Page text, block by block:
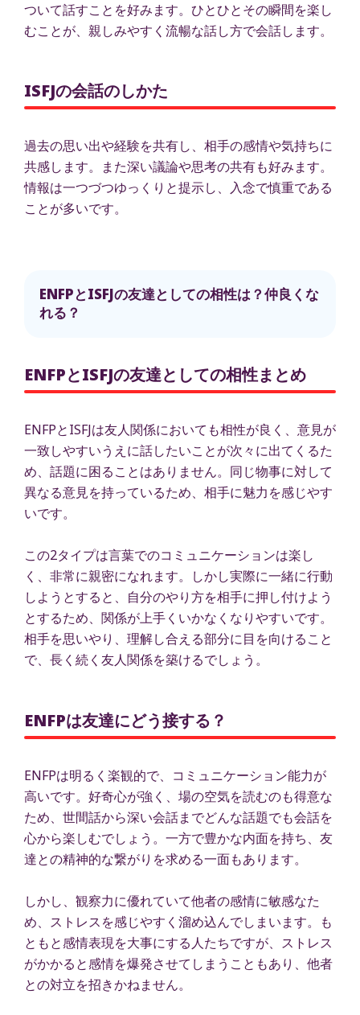
ついて話すことを好みます。ひとひとその瞬間を楽し
むことが、親しみやすく流暢な話し方で会話します。
ISFJの会話のしかた
過去の思い出や経験を共有し、相手の感情や気持ちに
共感します。また深い議論や思考の共有も好みます。
情報は一つづつゆっくりと提示し、入念で慎重である
ことが多いです。
ENFPとISFJの友達としての相性は？仲良くな
れる？
ENFPとISFJの友達としての相性まとめ
ENFPとISFJは友人関係においても相性が良く、意見が
一致しやすいうえに話したいことが次々に出てくるた
め、話題に困ることはありません。同じ物事に対して
異なる意見を持っているため、相手に魅力を感じやす
いです。
この2タイプは言葉でのコミュニケーションは楽し
く、非常に親密になれます。しかし実際に一緒に行動
しようとすると、自分のやり方を相手に押し付けよう
とするため、関係が上手くいかなくなりやすいです。
相手を思いやり、理解し合える部分に目を向けること
で、長く続く友人関係を築けるでしょう。
ENFPは友達にどう接する？
ENFPは明るく楽観的で、コミュニケーション能力が
高いです。好奇心が強く、場の空気を読むのも得意な
ため、世間話から深い会話までどんな話題でも会話を
心から楽しむでしょう。一方で豊かな内面を持ち、友
達との精神的な繋がりを求める一面もあります。
しかし、観察力に優れていて他者の感情に敏感なた
め、ストレスを感じやすく溜め込んでしまいます。も
ともと感情表現を大事にする人たちですが、ストレス
がかかると感情を爆発させてしまうこともあり、他者
との対立を招きかねません。